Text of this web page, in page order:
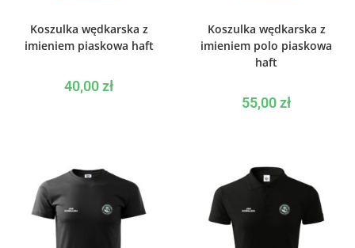
Koszulka wędkarska z
imieniem piaskowa haft
40,00zł
Koszulka wędkarska z
imieniem polo piaskowa
haft
55,00zł